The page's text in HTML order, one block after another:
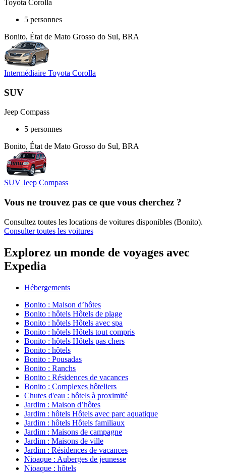
Toyota Corolla
5 personnes
Bonito, État de Mato Grosso do Sul, BRA
Intermédiaire Toyota Corolla
SUV
Jeep Compass
5 personnes
Bonito, État de Mato Grosso do Sul, BRA
SUV Jeep Compass
Vous ne trouvez pas ce que vous cherchez ?
Consultez toutes les locations de voitures disponibles (Bonito).
Consulter toutes les voitures
Explorez un monde de voyages avec
Expedia
Hébergements
Bonito : Maison d’hôtes
Bonito : hôtels Hôtels de plage
Bonito : hôtels Hôtels avec spa
Bonito : hôtels Hôtels tout compris
Bonito : hôtels Hôtels pas chers
Bonito : hôtels
Bonito : Pousadas
Bonito : Ranchs
Bonito : Résidences de vacances
Bonito : Complexes hôteliers
Chutes d'eau : hôtels à proximité
Jardim : Maison d’hôtes
Jardim : hôtels Hôtels avec parc aquatique
Jardim : hôtels Hôtels familiaux
Jardim : Maisons de campagne
Jardim : Maisons de ville
Jardim : Résidences de vacances
Nioaque : Auberges de jeunesse
Nioaque : hôtels